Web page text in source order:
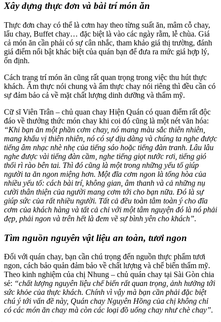
Xây dựng thực đơn và bài trí món ăn
Thực đơn chay có thể là cơm hay theo từng suất ăn, mâm cỗ chay,
lẩu chay, Buffet chay… đặc biệt là vào các ngày rằm, lễ chùa. Giá
cả món ăn cần phải có sự cân nhắc, tham khảo giá thị trường, đánh
giá điểm nổi bật khác biệt của quán bạn để đưa ra mức giá hợp lý,
ổn định.
Cách trang trí món ăn cũng rất quan trọng trong việc thu hút thực
khách. Ẩm thực nói chung và ẩm thực chay nói riêng thì đều cần có
sự đảm bảo cả về mặt chất lượng dinh dưỡng và thẩm mỹ.
Cữ sĩ Viên Trân – chủ quan chay Hiện Quán có quan điểm rất độc
đáo về thưởng thức món chay khi coi đó cũng là một nét văn hóa:
“Khi bạn ăn một phần cơm chay, nó mang màu sắc thiên nhiên,
mang khẩu vị thiên nhiên, nó có sự dịu dàng và chúng ta nghe được
tiếng âm nhạc nhè nhẹ của tiếng sáo hoặc tiếng đàn tranh. Lâu lâu
nghe được vài tiếng đàn cầm, nghe tiếng giọt nước rơi, tiếng gió
thổi rì rào bên tai. Thì đó cũng là một trong những yếu tố giúp
người ta ăn ngon miệng hơn. Một đĩa cơm ngon là tổng hòa của
nhiều yếu tố: cách bài trí, không gian, âm thanh và cả những nụ
cười thân thiện của người mang cơm tới cho bạn nữa. Đó là sự
giúp sức của rất nhiều người. Tất cả đều toàn tâm toàn ý cho đĩa
cơm của khách hàng và tất cả chỉ với một tâm nguyện đó là nó phải
đẹp, phải ngon và trên hết là đem về sự bình yên cho khách”.
Tìm nguồn nguyên vật liệu an toàn, tươi ngon
Đối với quán chay, bạn cần chú trọng đến nguồn thực phẩm tươi
ngon, cách bảo quản đảm bảo về chất lượng và chế biến thẩm mỹ.
Theo kinh nghiệm của chị Nhung – chủ quán chay tại Sài Gòn chia
sẻ: “chất lượng nguyên liệu chế biến rất quan trọng, ảnh hưởng tới
sức khỏe của thực khách. Chính vì vậy mà bạn cần phải đặc biệt
chú ý tới vấn đề này, Quán chay Nguyên Hồng của chị không chỉ
có các món ăn chay mà còn các loại đồ uống chay như chè chay”.